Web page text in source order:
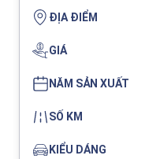
ĐỊA ĐIỂM
GIÁ
NĂM SẢN XUẤT
SỐ KM
KIỂU DÁNG